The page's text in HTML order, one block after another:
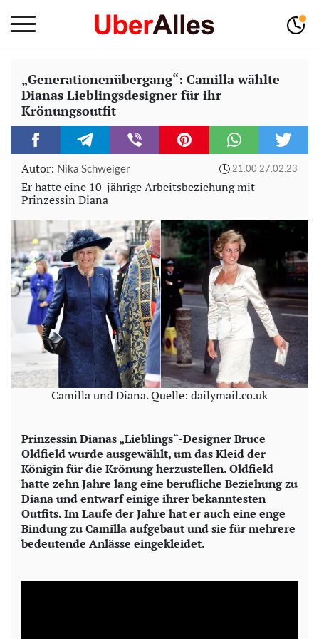
„Generationenübergang“: Camilla wählte
Dianas Lieblingsdesigner für ihr
Krönungsoutfit
Autor: Nika Schweiger 21:00 27.02.23
Er hatte eine 10-jährige Arbeitsbeziehung mit
Prinzessin Diana
Camilla und Diana. Quelle: dailymail.co.uk
Prinzessin Dianas „Lieblings“-Designer Bruce
Oldfield wurde ausgewählt, um das Kleid der
Königin für die Krönung herzustellen. Oldfield
hatte zehn Jahre lang eine berufliche Beziehung zu
Diana und entwarf einige ihrer bekanntesten
Outfits. Im Laufe der Jahre hat er auch eine enge
Bindung zu Camilla aufgebaut und sie für mehrere
bedeutende Anlässe eingekleidet.